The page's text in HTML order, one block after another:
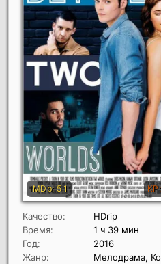
Качество:
HDrip
Время:
1 ч 39 мин
Год:
2016
Жанр:
Мелодрама,